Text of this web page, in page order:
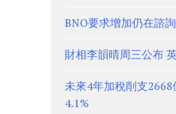
BNO要求增加仍在諮
財相李韻晴周三公布
未來4年加稅削支
4.1%